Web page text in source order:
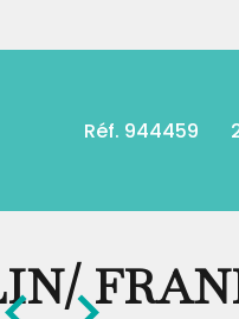
Réf. 944459